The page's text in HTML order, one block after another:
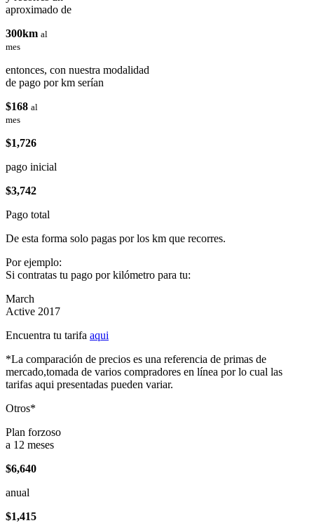
aproximado de
300km al
mes
entonces, con nuestra modalidad
de pago por km serían
$168 al
mes
$1,726
pago inicial
$3,742
Pago total
De esta forma solo pagas por los km que recorres.
Por ejemplo:
Si contratas tu pago por kilómetro para tu:
March
Active 2017
Encuentra tu tarifa aqui
*La comparación de precios es una referencia de primas de
mercado,tomada de varios compradores en línea por lo cual las
tarifas aqui presentadas pueden variar.
Otros*
Plan forzoso
a 12 meses
$6,640
anual
$1,415